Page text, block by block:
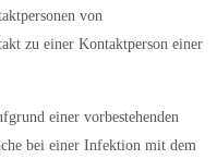
von
zu einer Kontaktperson einer
einer vorbestehenden
bei einer Infektion mit dem